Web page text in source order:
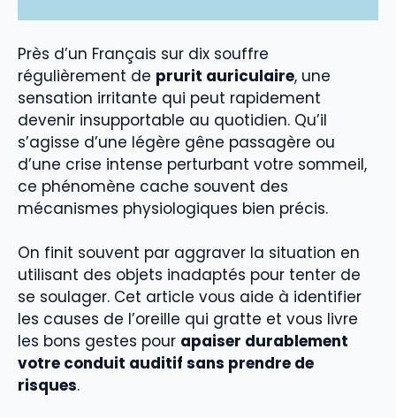
Près d’un Français sur dix souffre
régulièrement de prurit auriculaire, une
sensation irritante qui peut rapidement
devenir insupportable au quotidien. Qu’il
s’agisse d’une légère gêne passagère ou
d’une crise intense perturbant votre sommeil,
ce phénomène cache souvent des
mécanismes physiologiques bien précis.
On finit souvent par aggraver la situation en
utilisant des objets inadaptés pour tenter de
se soulager. Cet article vous aide à identifier
les causes de l’oreille qui gratte et vous livre
les bons gestes pour apaiser durablement
votre conduit auditif sans prendre de
risques.